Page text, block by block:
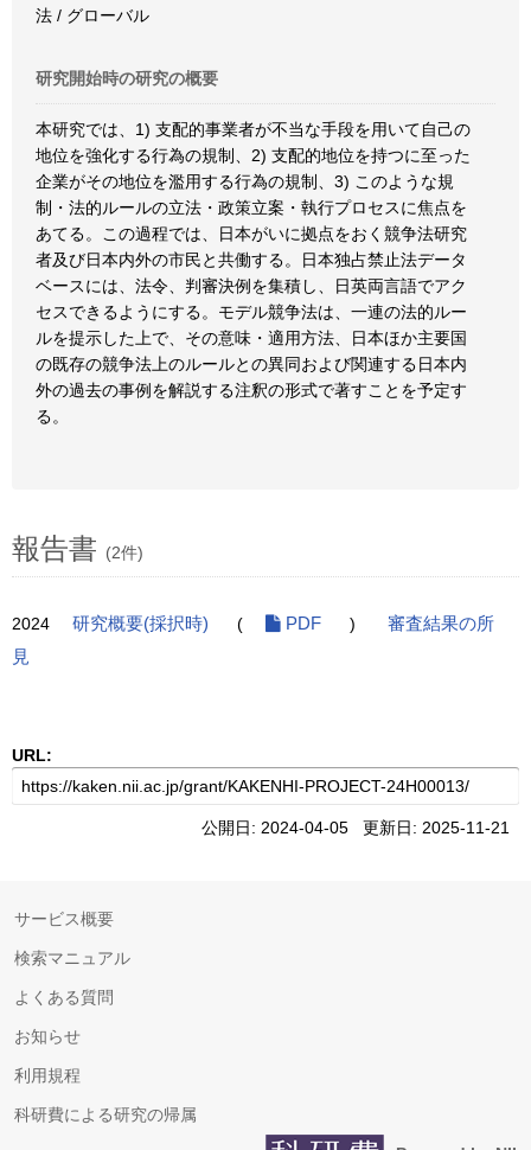
法 / グローバル
研究開始時の研究の概要
本研究では、1) 支配的事業者が不当な手段を用いて自己の
地位を強化する行為の規制、2) 支配的地位を持つに至った
企業がその地位を濫用する行為の規制、3) このような規
制・法的ルールの立法・政策立案・執行プロセスに焦点を
あてる。この過程では、日本がいに拠点をおく競争法研究
者及び日本内外の市民と共働する。日本独占禁止法データ
ベースには、法令、判審決例を集積し、日英両言語でアク
セスできるようにする。モデル競争法は、一連の法的ルー
ルを提示した上で、その意味・適用方法、日本ほか主要国
の既存の競争法上のルールとの異同および関連する日本内
外の過去の事例を解説する注釈の形式で著すことを予定す
る。
報告書 (2件)
2024 研究概要(採択時) ( PDF )
審査結果の所
見
URL:
公開日: 2024-04-05 更新日: 2025-11-21
サービス概要
検索マニュアル
よくある質問
お知らせ
利用規程
科研費による研究の帰属